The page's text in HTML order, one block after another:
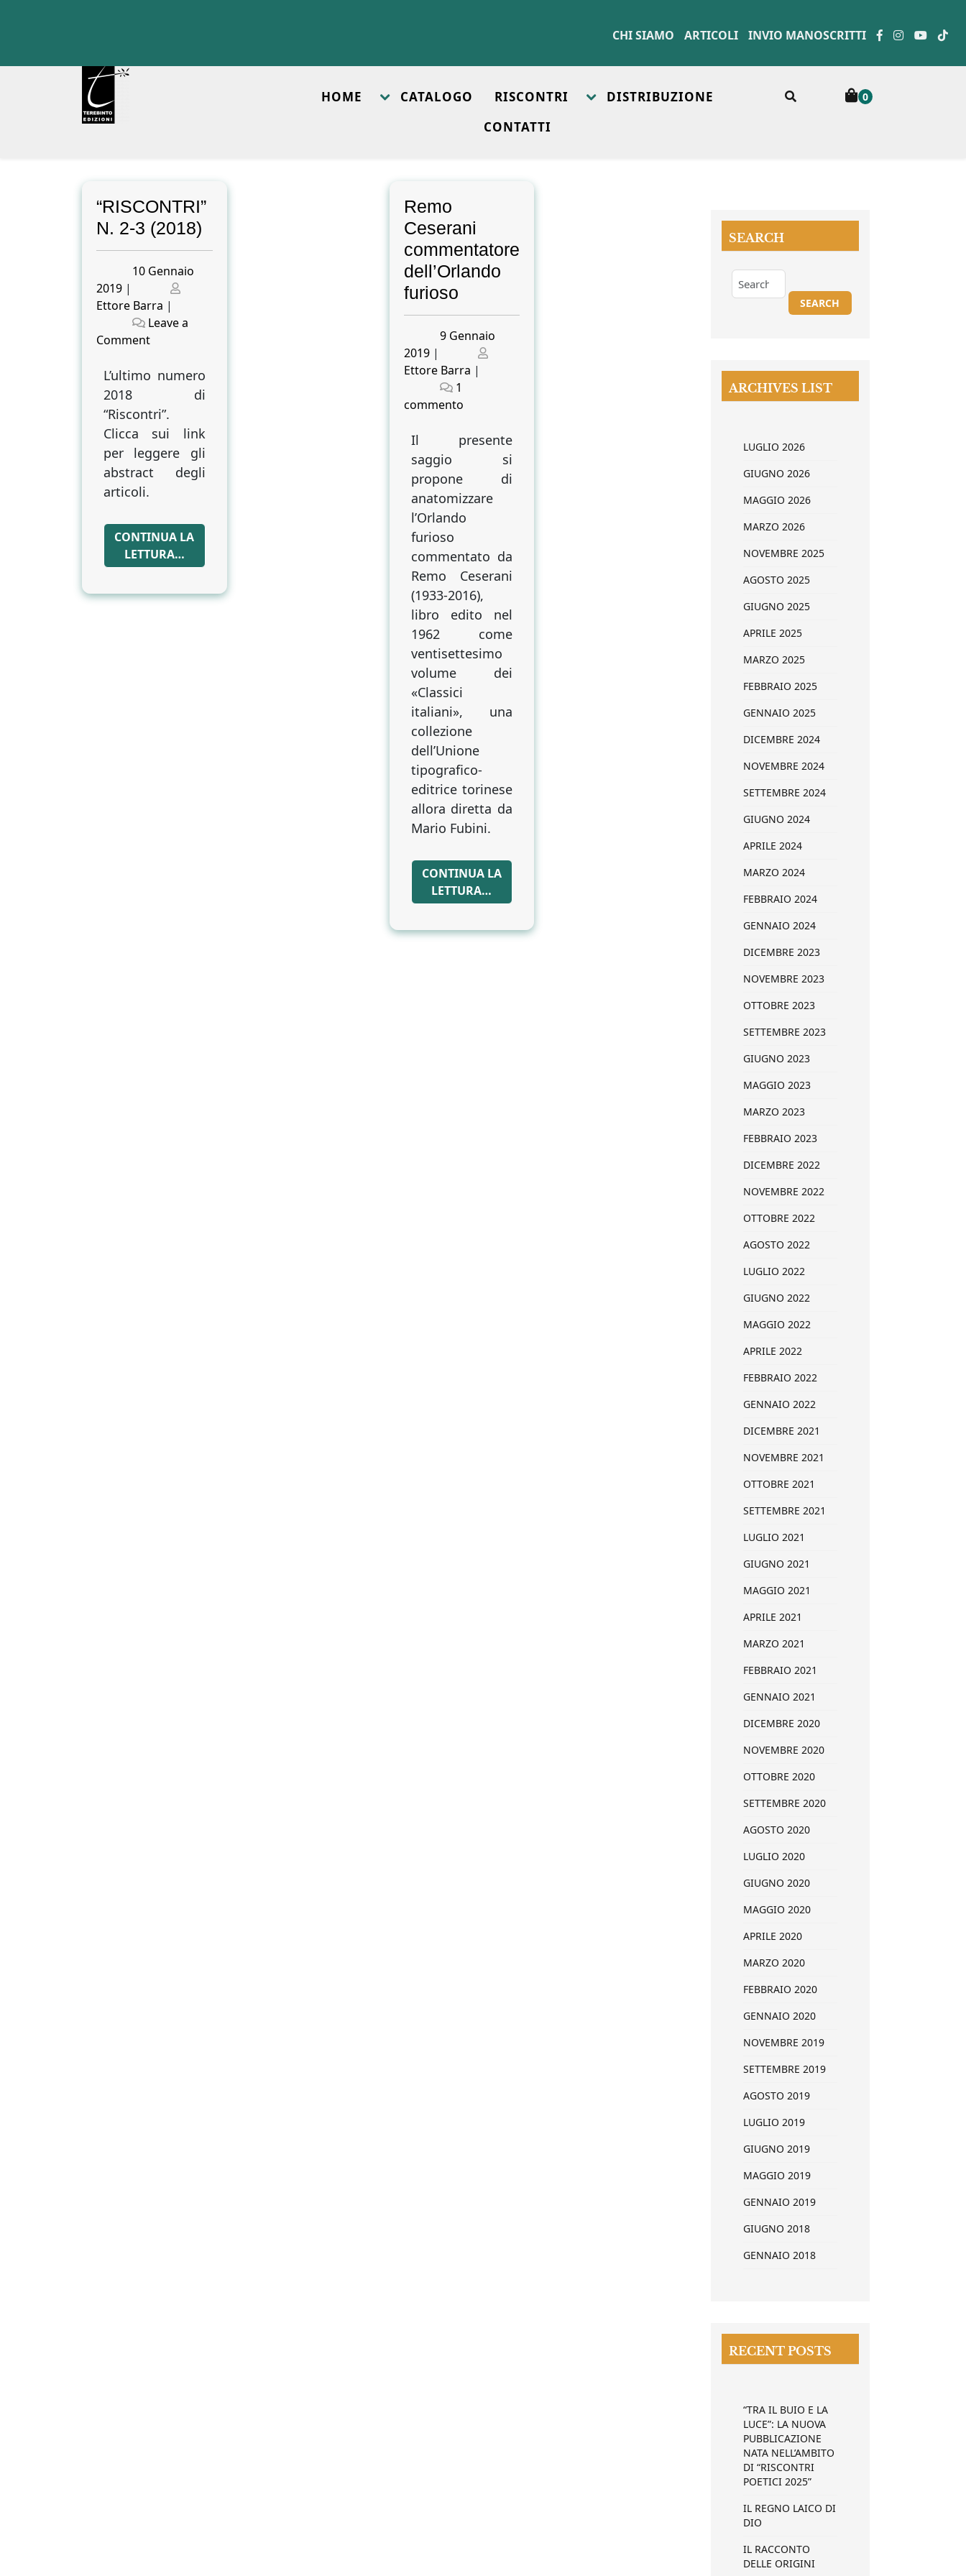
CHI SIAMO ARTICOLI INVIO MANOSCRITTI
HOME CATALOGO RISCONTRI
DISTRIBUZIONE
CONTATTI
0
“RISCONTRI”
N. 2-3 (2018)
Posted
10 Gennaio
2019 |
Posted
Ettore Barra |
Leave a
Commenton
N.
3
(2018)
L’ultimo numero
2018 di
“Riscontri”.
Clicca sui link
per leggere gli
abstract degli
articoli.
CONTINUA LA
LETTURA…
Remo
Ceserani
commentatore
dell’Orlando
furioso
Posted
9 Gennaio
2019|
Posted
on
Ettore Barra |
1
commentosu
Ceserani
commentatore
dell’Orlando
Il presente
saggio si
propone di
anatomizzare
l’Orlando
furioso
commentato da
Remo Ceserani
(1933-2016),
libro edito nel
1962 come
ventisettesimo
volume dei
«Classici
italiani», una
collezione
dell’Unione
tipografico-
editrice torinese
allora diretta da
Mario Fubini.
CONTINUA LA
LETTURA…
SEARCH
ARCHIVES LIST
LUGLIO 2026
GIUGNO 2026
MAGGIO 2026
MARZO 2026
NOVEMBRE 2025
AGOSTO 2025
GIUGNO 2025
APRILE 2025
MARZO 2025
FEBBRAIO 2025
GENNAIO 2025
DICEMBRE 2024
NOVEMBRE 2024
SETTEMBRE 2024
GIUGNO 2024
APRILE 2024
MARZO 2024
FEBBRAIO 2024
GENNAIO 2024
DICEMBRE 2023
NOVEMBRE 2023
OTTOBRE 2023
SETTEMBRE 2023
GIUGNO 2023
MAGGIO 2023
MARZO 2023
FEBBRAIO 2023
DICEMBRE 2022
NOVEMBRE 2022
OTTOBRE 2022
AGOSTO 2022
LUGLIO 2022
GIUGNO 2022
MAGGIO 2022
APRILE 2022
FEBBRAIO 2022
GENNAIO 2022
DICEMBRE 2021
NOVEMBRE 2021
OTTOBRE 2021
SETTEMBRE 2021
LUGLIO 2021
GIUGNO 2021
MAGGIO 2021
APRILE 2021
MARZO 2021
FEBBRAIO 2021
GENNAIO 2021
DICEMBRE 2020
NOVEMBRE 2020
OTTOBRE 2020
SETTEMBRE 2020
AGOSTO 2020
LUGLIO 2020
GIUGNO 2020
MAGGIO 2020
APRILE 2020
MARZO 2020
FEBBRAIO 2020
GENNAIO 2020
NOVEMBRE 2019
SETTEMBRE 2019
AGOSTO 2019
LUGLIO 2019
GIUGNO 2019
MAGGIO 2019
GENNAIO 2019
GIUGNO 2018
GENNAIO 2018
RECENT POSTS
“TRA IL BUIO E LA
LUCE”: LA NUOVA
PUBBLICAZIONE
NATA NELL’AMBITO
DI “RISCONTRI
POETICI 2025”
IL REGNO LAICO DI
DIO
IL RACCONTO
DELLE ORIGINI